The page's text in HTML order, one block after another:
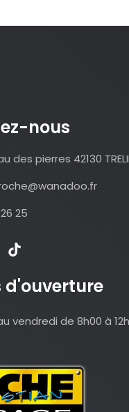
nous
des pierres 42130
25
d'ouverture
vendredi de 8h00 à